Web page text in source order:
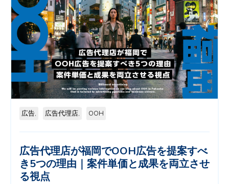
広告, 広告代理店, OOH
広告代理店が福岡でOOH広告を提案すべ
き5つの理由｜案件単価と成果を両立させ
る視点